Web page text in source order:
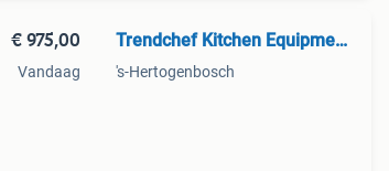
€ 975,00
Vandaag
Trendchef Kitchen Equipment.
's-Hertogenbosch